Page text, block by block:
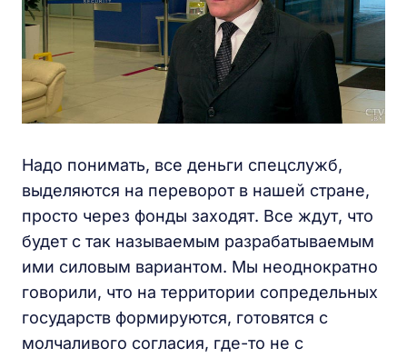
Надо понимать, все деньги спецслужб,
выделяются на переворот в нашей стране,
просто через фонды заходят. Все ждут, что
будет с так называемым разрабатываемым
ими силовым вариантом. Мы неоднократно
говорили, что на территории сопредельных
государств формируются, готовятся с
молчаливого согласия, где-то не с